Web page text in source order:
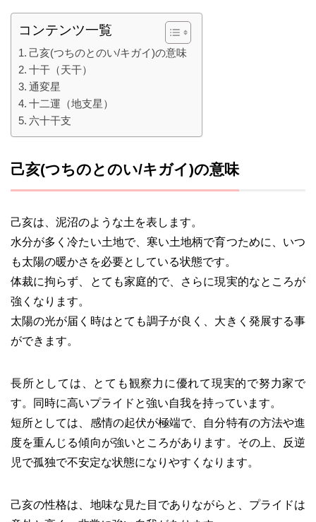
コンテンツ一覧
己亥(つちのとのい/キガイ)の意味
十干（天干）
通変星
十二運（地支星）
六十干支
己亥(つちのとのい/キガイ)の意味
己亥は、泥沼のような土を表します。
水分が多く冷たい土地で、寒い土地柄で育つために、いつ
も太陽の暖かさを必要としている状態です。
体裁に拘らず、とても家庭的で、さらに現実的なところが
強くなります。
太陽の光が届く時はとても調子が良く、大きく発展する事
ができます。
長所としては、とても観察力に優れて現実的で努力家で
す。同時に高いプライドと強い自我を持っています。
短所としては、感情の起伏が極端で、自分特有の方法や進
度を重んじる傾向が強いところがあります。その上、反逆
児で孤独で不安定な状態になりやすくなります。
己亥の性格は、地味な見た目でありながらと、プライドは